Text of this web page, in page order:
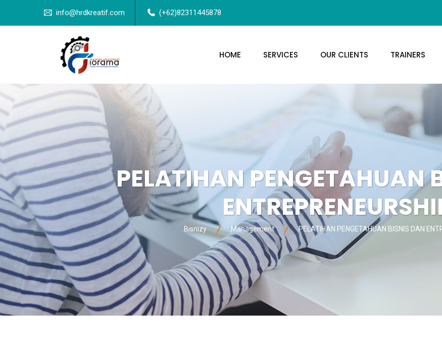
info@hrdkreatif.com (+62)82311445878
HOME SERVICES OUR CLIENTS TRAINERS
PELATIHAN PENGETAHUAN
Bisnizy Management PELATIHAN PENGETAHUAN BISNIS DAN